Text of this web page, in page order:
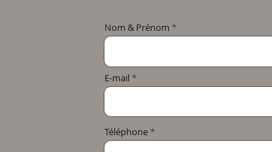
Nom & Prénom
E-mail
Téléphone